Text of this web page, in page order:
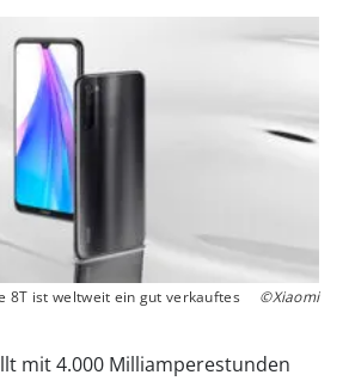
8T ist weltweit ein gut verkauftes
©Xiaomi
mit 4.000 Milliamperestunden